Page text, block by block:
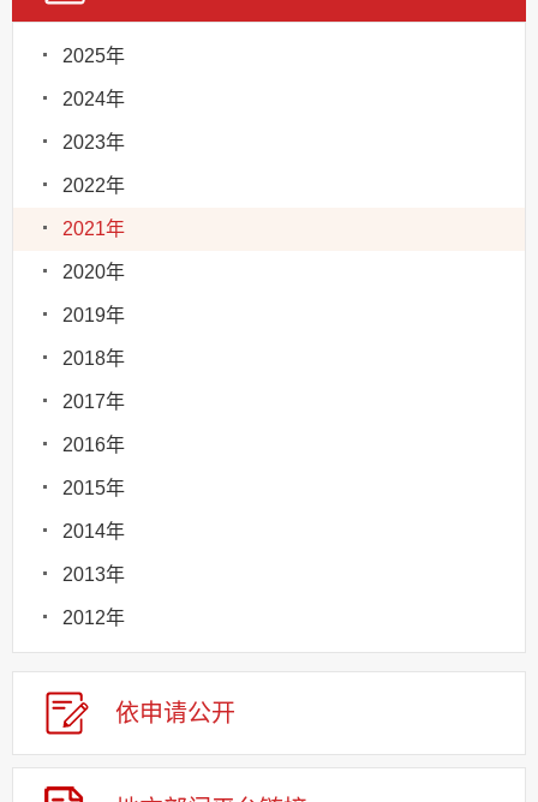
2025年
2024年
2023年
2022年
2021年
2020年
2019年
2018年
2017年
2016年
2015年
2014年
2013年
2012年
依申请公开